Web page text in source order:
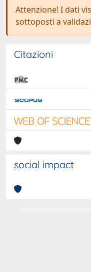
Attenzione! I dati
sottoposti a
Citazioni
social impact